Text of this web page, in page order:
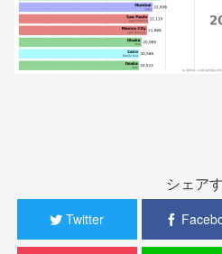
シェア
Twitter